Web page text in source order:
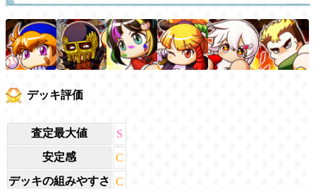
デッキ評価
査定最大値
S
安定感
C
デッキの組みやすさ C